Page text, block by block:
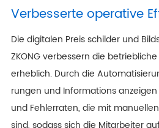
Verbesserte operative
Die digitalen Preis schilder und
ZKONG verbessern die
erheblich. Durch die
rungen und Informations
und Fehlerraten, die mit